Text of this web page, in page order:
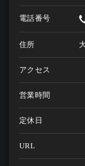
電話番号
住所
アクセス
営業時間
定休日
URL